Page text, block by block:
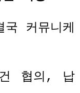
커뮤니케
협의 , 납